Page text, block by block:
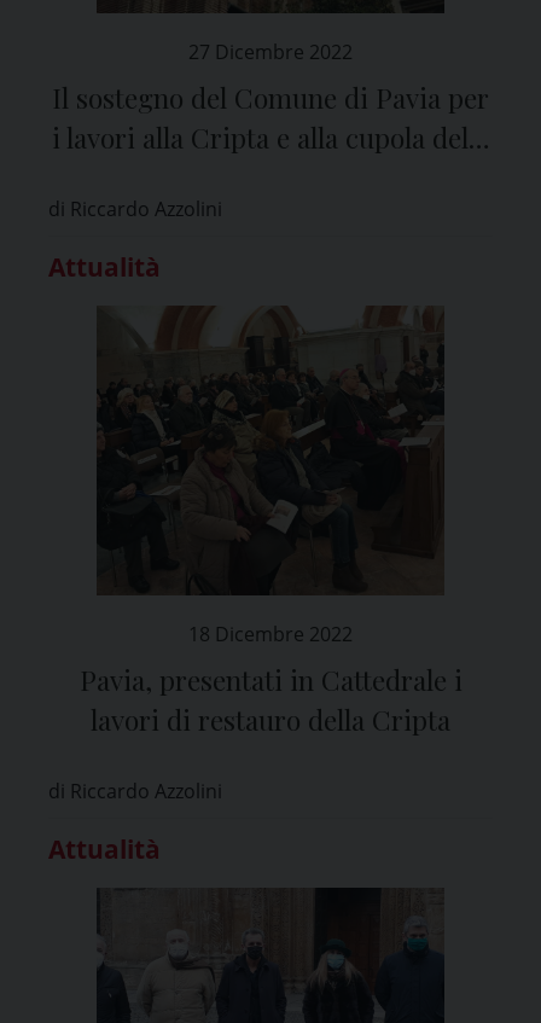
27 Dicembre 2022
Il sostegno del Comune di Pavia per
i lavori alla Cripta e alla cupola della
di Riccardo Azzolini
Attualità
18 Dicembre 2022
Pavia, presentati in Cattedrale i
lavori di restauro della Cripta
di Riccardo Azzolini
Attualità